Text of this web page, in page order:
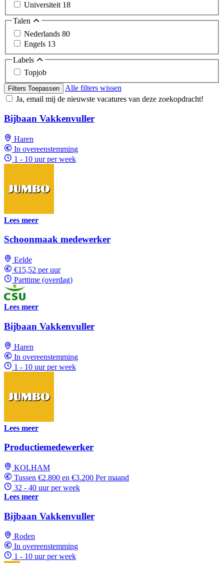
Universiteit 18
Talen
Nederlands 80
Engels 13
Labels
Topjob
Filters Toepassen
Alle filters wissen
Ja, email mij de nieuwste vacatures van deze zoekopdracht!
Bijbaan Vakkenvuller
Haren
In overeenstemming
1 - 10 uur per week
Lees meer
Schoonmaak medewerker
Eelde
€15,52 per uur
Parttime (overdag)
Lees meer
Bijbaan Vakkenvuller
Haren
In overeenstemming
1 - 10 uur per week
Lees meer
Productiemedewerker
KOLHAM
Tussen €2.800 en €3.200 Per maand
32 - 40 uur per week
Lees meer
Bijbaan Vakkenvuller
Roden
In overeenstemming
1 - 10 uur per week